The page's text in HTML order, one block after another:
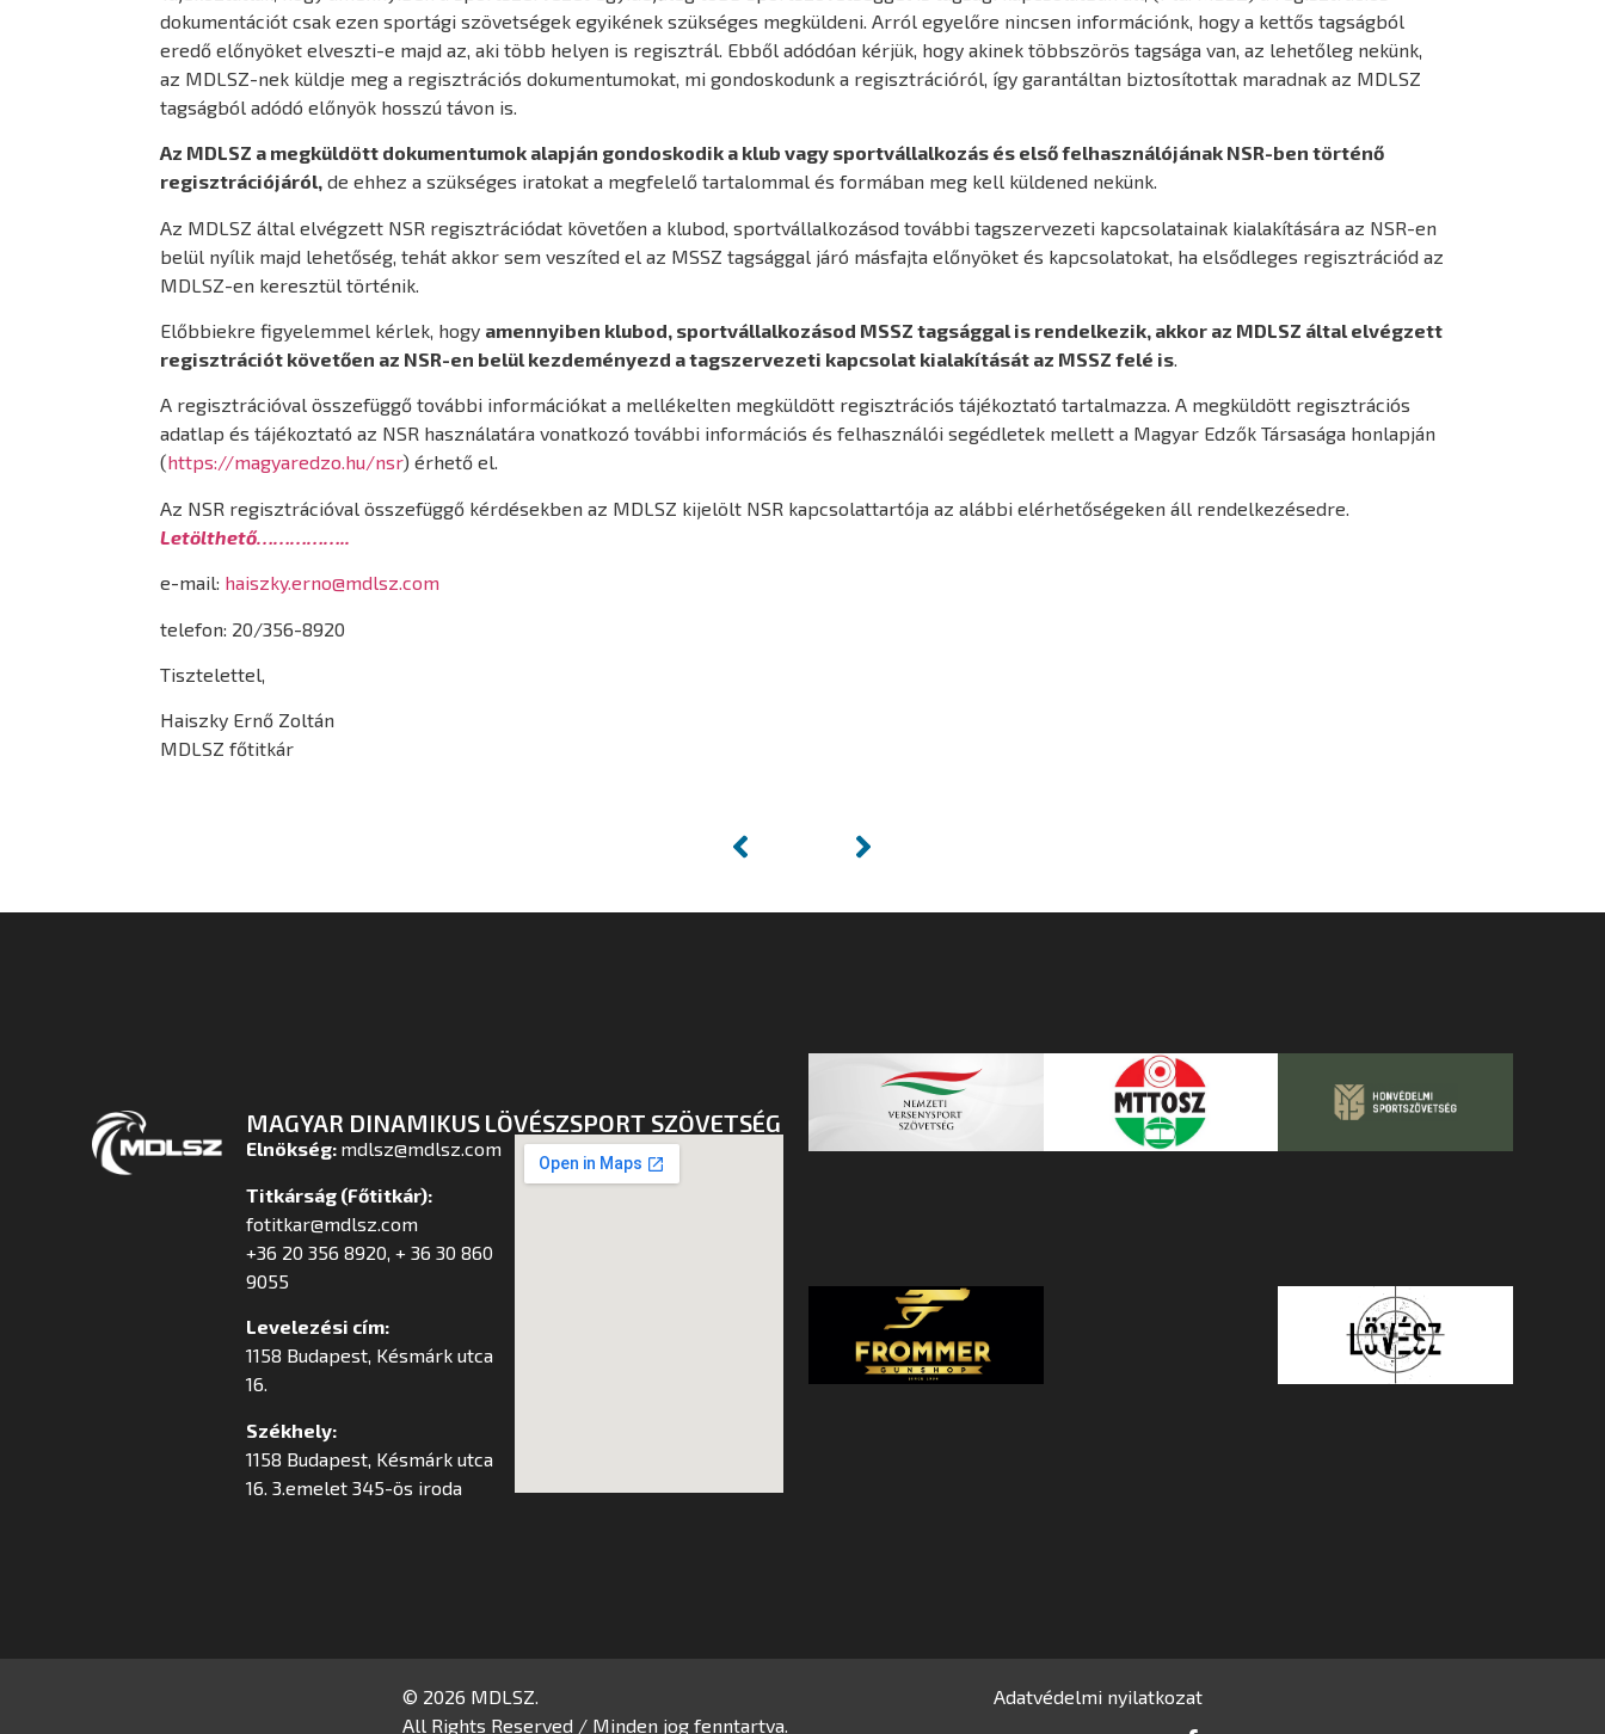
dokumentációt csak ezen sportági szövetségek egyikének szükséges megküldeni. Arról egyelőre nincsen információnk, hogy a kettős tagságból
eredő előnyöket elveszti-e majd az, aki több helyen is regisztrál. Ebből adódóan kérjük, hogy akinek többszörös tagsága van, az lehetőleg nekünk,
az MDLSZ-nek küldje meg a regisztrációs dokumentumokat, mi gondoskodunk a regisztrációról, így garantáltan biztosítottak maradnak az MDLSZ
tagságból adódó előnyök hosszú távon is.
Az MDLSZ a megküldött dokumentumok alapján gondoskodik a klub vagy sportvállalkozás és első felhasználójának NSR-ben történő
regisztrációjáról, de ehhez a szükséges iratokat a megfelelő tartalommal és formában meg kell küldened nekünk.
Az MDLSZ által elvégzett NSR regisztrációdat követően a klubod, sportvállalkozásod további tagszervezeti kapcsolatainak kialakítására az NSR-en
belül nyílik majd lehetőség, tehát akkor sem veszíted el az MSSZ tagsággal járó másfajta előnyöket és kapcsolatokat, ha elsődleges regisztrációd az
MDLSZ-en keresztül történik.
Előbbiekre figyelemmel kérlek, hogy amennyiben klubod, sportvállalkozásod MSSZ tagsággal is rendelkezik, akkor az MDLSZ által elvégzett
regisztrációt követően az NSR-en belül kezdeményezd a tagszervezeti kapcsolat kialakítását az MSSZ felé is.
A regisztrációval összefüggő további információkat a mellékelten megküldött regisztrációs tájékoztató tartalmazza. A megküldött regisztrációs
adatlap és tájékoztató az NSR használatára vonatkozó további információs és felhasználói segédletek mellett a Magyar Edzők Társasága honlapján
(https://magyaredzo.hu/nsr) érhető el.
Az NSR regisztrációval összefüggő kérdésekben az MDLSZ kijelölt NSR kapcsolattartója az alábbi elérhetőségeken áll rendelkezésedre.
Letölthető……………..
e-mail: haiszky.erno@mdlsz.com
telefon: 20/356-8920
Tisztelettel,
Haiszky Ernő Zoltán
MDLSZ főtitkár
MAGYAR DINAMIKUS LÖVÉSZSPORT SZÖVETSÉG
Elnökség: mdlsz@mdlsz.com
Titkárság (Főtitkár):
fotitkar@mdlsz.com
+36 20 356 8920, + 36 30 860
9055
Levelezési cím:
1158 Budapest, Késmárk utca
16.
Székhely:
1158 Budapest, Késmárk utca
16. 3.emelet 345-ös iroda
© 2026 MDLSZ.
All Rights Reserved / Minden jog fenntartva.
Adatvédelmi nyilatkozat